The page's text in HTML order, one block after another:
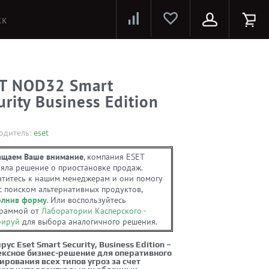
NOD32 Smart
Business Edition
eset
Ваше внимание, компания ESET
решение о приостановке продаж.
к нашим менеджерам и они помогу
поиском альтернативных продуктов,
форму. Или воспользуйтесь
от Лаборатории Касперского -
для выбора аналогичного решения.
Eset Smart Security, Business Edition –
бизнес-решение для оперативного
всех типов угроз за счет